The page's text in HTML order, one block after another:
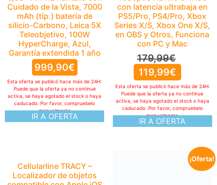
Cuidado de la Vista, 7000
mAh (típ.) batería de
silicio-Carbono, Leica 5X
Teleobjetivo, 100W
HyperCharge, Azul,
Garantía extendida 1 año
999,90€
IR A OFERTA
Esta oferta se publicó hace más de 24H:
Puede que la oferta ya no continue
activa, se haya agotado el stock o haya
caducado. Por favor, compruebelo
manualmente
con latencia ultrabaja en
PS5/Pro, PS4/Pro, Xbox
Series X/S, Xbox One X/S,
en OBS y Otros, Funciona
con PC y Mac
179,99€
119,99€
IR A OFERTA
Esta oferta se publicó hace más de 24H:
Puede que la oferta ya no continue
activa, se haya agotado el stock o haya
caducado. Por favor, compruebelo
manualmente
Cellularline TRACY –
Localizador de objetos
¡Oferta!